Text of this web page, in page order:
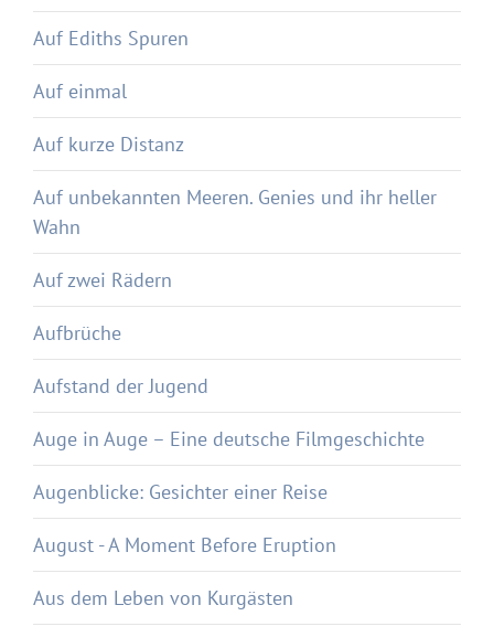
Auf Ediths Spuren
Auf einmal
Auf kurze Distanz
Auf unbekannten Meeren. Genies und ihr heller
Wahn
Auf zwei Rädern
Aufbrüche
Aufstand der Jugend
Auge in Auge – Eine deutsche Filmgeschichte
Augenblicke: Gesichter einer Reise
August - A Moment Before Eruption
Aus dem Leben von Kurgästen